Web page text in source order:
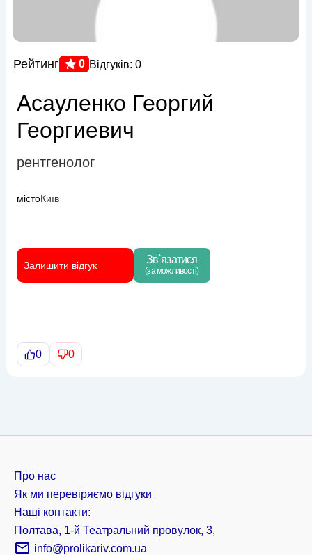
Рейтинг 0 Відгуків: 0
Асауленко Георгий
Георгиевич
рентгенолог
містоКиїв
Залишити відгук Зв`язатися
(за можливості)
0 0
Про нас
Як ми перевіряємо відгуки
Наші контакти:
Полтава, 1-й Театральний провулок, 3,
info@prolikariv.com.ua